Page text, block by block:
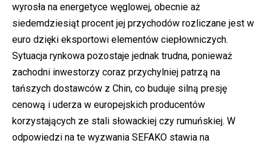
wyrosła na energetyce węglowej, obecnie aż
siedemdziesiąt procent jej przychodów rozliczane jest w
euro dzięki eksportowi elementów ciepłowniczych.
Sytuacja rynkowa pozostaje jednak trudna, ponieważ
zachodni inwestorzy coraz przychylniej patrzą na
tańszych dostawców z Chin, co buduje silną presję
cenową i uderza w europejskich producentów
korzystających ze stali słowackiej czy rumuńskiej. W
odpowiedzi na te wyzwania SEFAKO stawia na